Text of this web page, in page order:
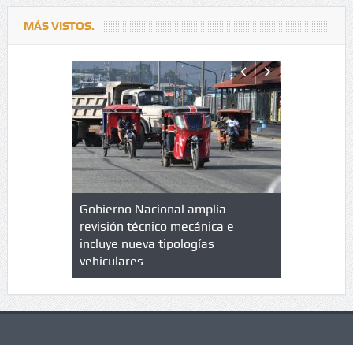
MÁS VISTOS.
de
en
Gobierno Nacional amplia
revisión técnico mecánica e
incluye nueva tipologías
vehiculares
Qué es
cuáles